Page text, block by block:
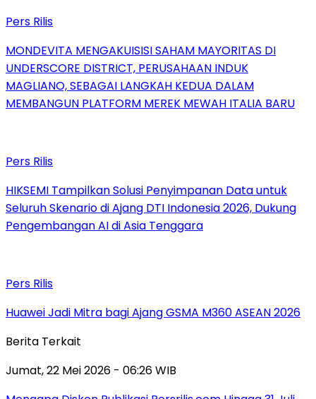
Pers Rilis
MONDEVITA MENGAKUISISI SAHAM MAYORITAS DI
UNDERSCORE DISTRICT, PERUSAHAAN INDUK
MAGLIANO, SEBAGAI LANGKAH KEDUA DALAM
MEMBANGUN PLATFORM MEREK MEWAH ITALIA BARU
Pers Rilis
HIKSEMI Tampilkan Solusi Penyimpanan Data untuk
Seluruh Skenario di Ajang DTI Indonesia 2026, Dukung
Pengembangan AI di Asia Tenggara
Pers Rilis
Huawei Jadi Mitra bagi Ajang GSMA M360 ASEAN 2026
Berita Terkait
Jumat, 22 Mei 2026 - 06:26 WIB